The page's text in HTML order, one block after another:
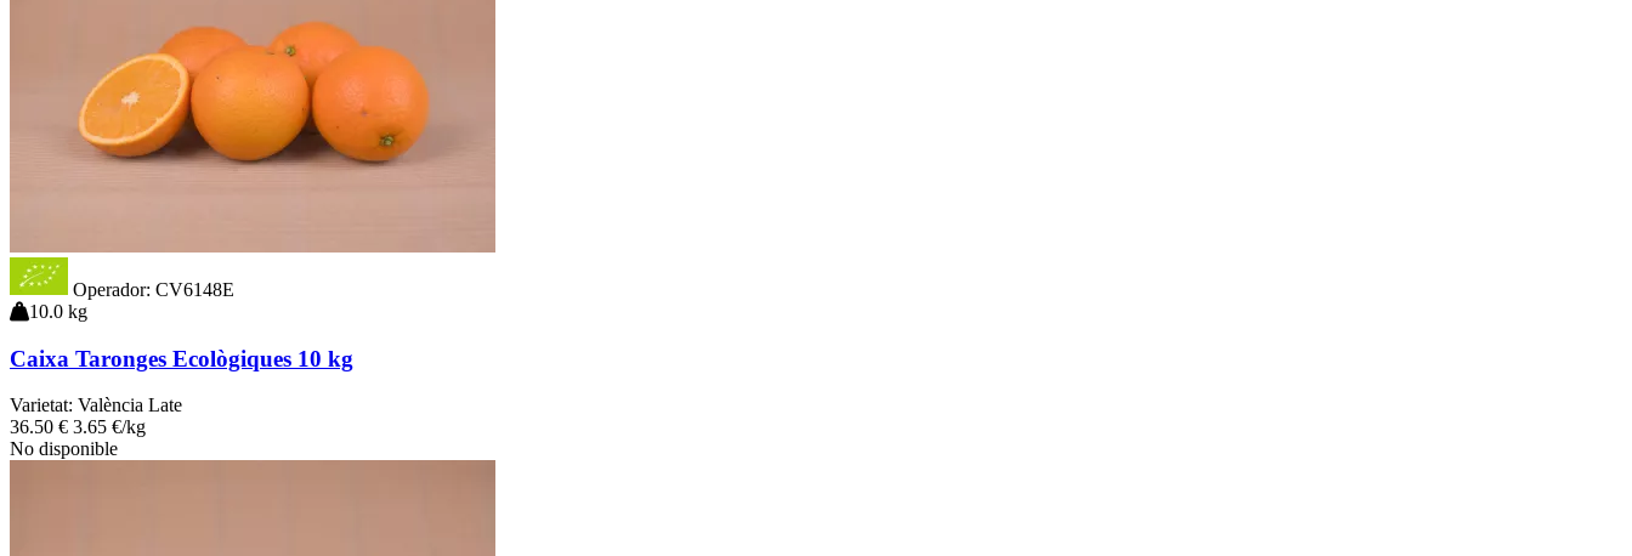
Operador: CV6148E
10.0 kg
Caixa Taronges Ecològiques 10 kg
Varietat: València Late
36.50 € 3.65 €/kg
No disponible